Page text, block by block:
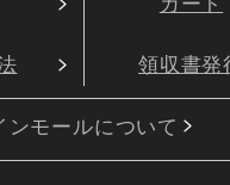
領収書発
ンモールについて